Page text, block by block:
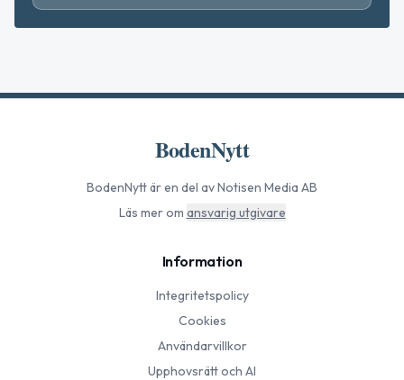
BodenNytt
BodenNyttär en del av Notisen Media AB
Läs mer om ansvarig utgivare
Information
Integritetspolicy
Cookies
Användarvillkor
Upphovsrätt och AI